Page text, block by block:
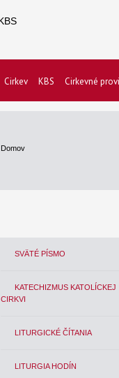
Cirkev KBS Cirkevné
Domov
SVÄTÉ PÍSMO
KATECHIZMUS KATOLÍCKEJ
CIRKVI
LITURGICKÉ ČÍTANIA
LITURGIA HODÍN